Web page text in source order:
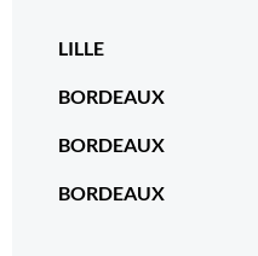
LILLE
BORDEAUX
BORDEAUX
BORDEAUX